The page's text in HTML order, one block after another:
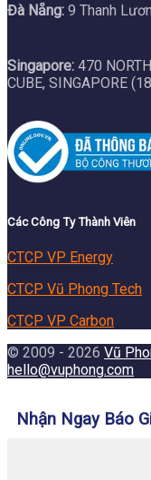
Đà Nẵng: 9 Thanh
Singapore: 470
CUBE, SINGAPORE
Các Công Ty Thành Viên
CTCP VP Energy
CTCP Vũ Phong Tech
CTCP VP Carbon
© 2009 - 2026 Vũ
hello@vuphong.com
Nhận Ngay Báo